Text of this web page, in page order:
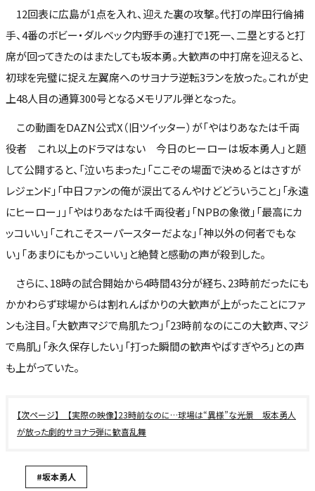
12回表に広島が1点を入れ、迎えた裏の攻撃。代打の岸田行倫捕
手、4番のボビー・ダルベック内野手の連打で1死一、二塁とすると打
席が回ってきたのはまたしても坂本勇。大歓声の中打席を迎えると、
初球を完璧に捉え左翼席へのサヨナラ逆転3ランを放った。これが史
上48人目の通算300号となるメモリアル弾となった。
この動画をDAZN公式X（旧ツイッター）が「やはりあなたは千両
役者 これ以上のドラマはない 今日のヒーローは坂本勇人」と題
して公開すると、「泣いちまった」「ここぞの場面で決めるとはさすが
レジェンド」「中日ファンの俺が涙出てるんやけどどういうこと」「永遠
にヒーロー」」「やはりあなたは千両役者」「NPBの象徴」「最高にカ
ッコいい」「これこそスーパースターだよな」「神以外の何者でもな
い」「あまりにもかっこいい」と絶賛と感動の声が殺到した。
さらに、18時の試合開始から4時間43分が経ち、23時前だったにも
かかわらず球場からは割れんばかりの大歓声が上がったことにファ
ンも注目。「大歓声マジで鳥肌たつ」「23時前なのにこの大歓声、マジ
で鳥肌」「永久保存したい」「打った瞬間の歓声やばすぎやろ」との声
も上がっていた。
【実際の映像】23時前なのに…球場は“異様”な光景 坂本勇人
が放った劇的サヨナラ弾に歓喜乱舞
#坂本勇人